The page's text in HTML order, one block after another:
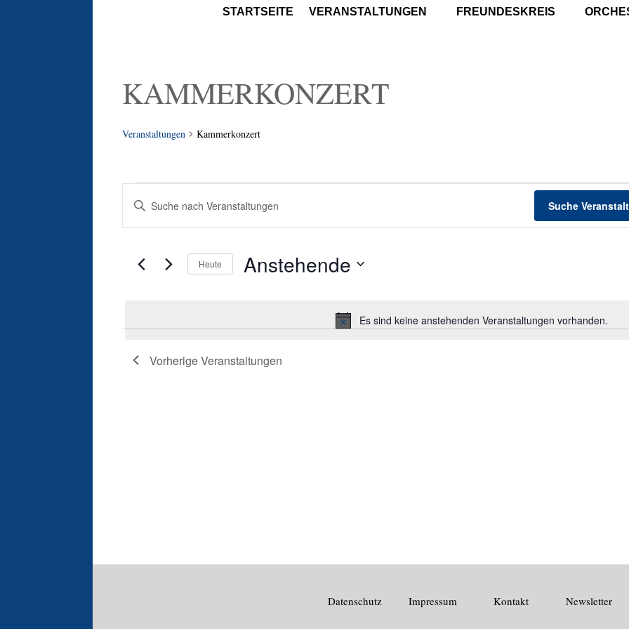
STARTSEITE VERANSTALTUNGEN FREUNDESKREIS
KAMMERKONZERT
Veranstaltungen Kammerkonzert
Hinweis
Es sind keine anstehenden Veranstaltungen vorhanden.
SUCHE
UND
NAVIGATION
Bitte
nach
Suche
Heute Anstehende
VorherigeVeranstaltungen
Datenschutz Impressum Kontakt Newsletter